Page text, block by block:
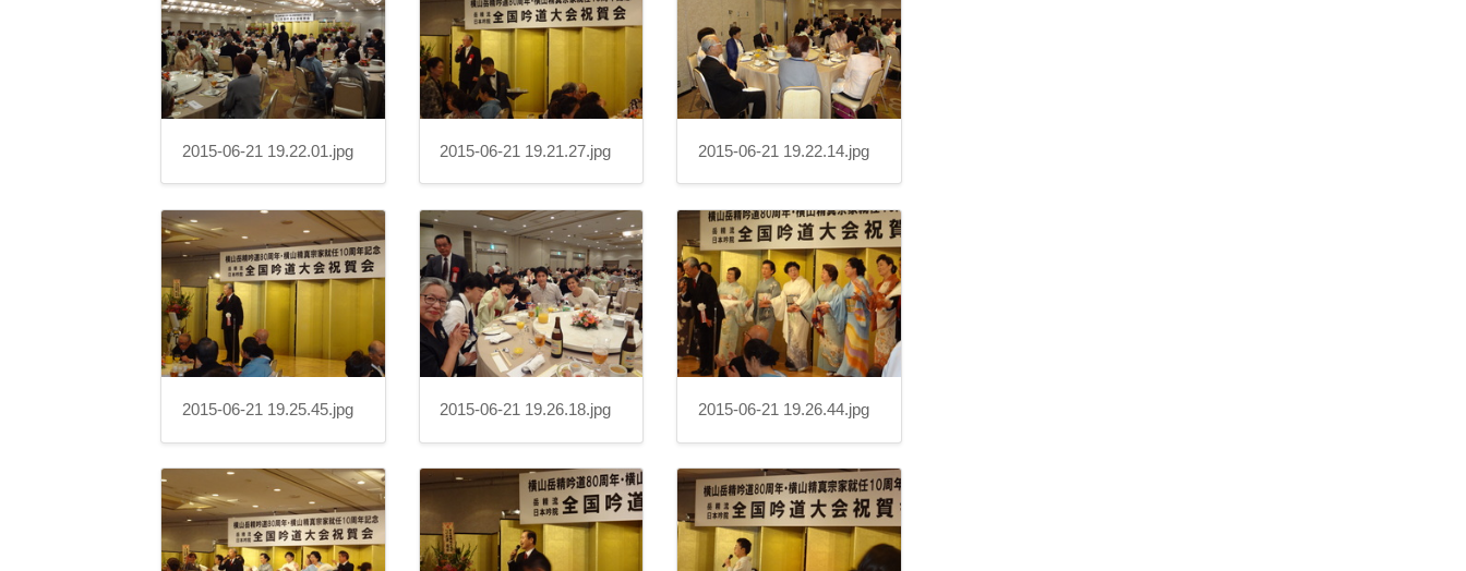
2015-06-21 19.22.01.jpg 2015-06-21 19.21.27.jpg 2015-06-21 19.22.14.jpg
2015-06-21 19.25.45.jpg 2015-06-21 19.26.18.jpg 2015-06-21 19.26.44.jpg